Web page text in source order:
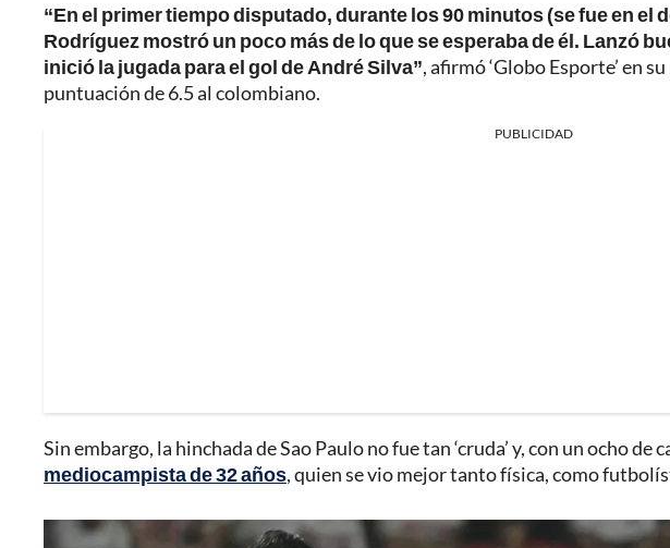
“En el primer tiempo disputado, durante los 90 minutos (se fue en el
Rodríguez mostró un poco más de lo que se esperaba de él. Lanzó
inició la jugada para el gol de André Silva”, afirmó ‘Globo Esporte’ en
puntuación de 6.5 al colombiano.
PUBLICIDAD
Sin embargo, la hinchada de Sao Paulo no fue tan ‘cruda’ y, con un ocho de
mediocampista de 32 años, quien se vio mejor tanto física, como